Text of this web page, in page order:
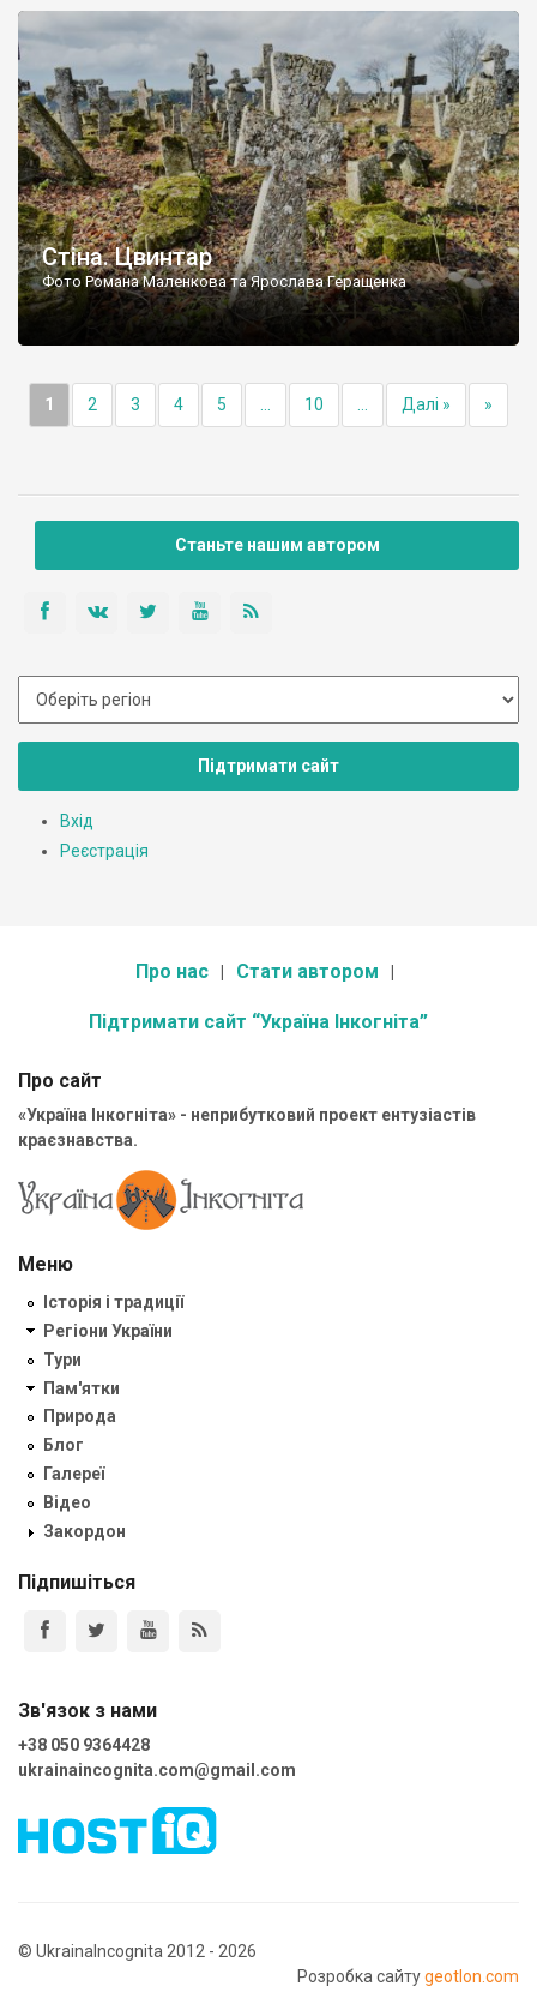
ньому чимало хрестів 19 століття, є такі, де епітафії стер […]
Стіна. Цвинтар
Фото Романа Маленкова та Ярослава Геращенка
1 2 3 4 5 10 Далі » »
Станьте нашим автором
Підтримати сайт
Вхід
Реєстрація
Про нас Стати автором
Підтримати сайт “Україна Інкогніта”
Про сайт
«Україна Інкогніта» - неприбутковий проект ентузіастів
краєзнавства.
Меню
Історія і традиції
Регіони України
Тури
Пам'ятки
Природа
Блог
Галереї
Відео
Закордон
Підпишіться
Зв'язок з нами
+38 050 9364428
ukrainaincognita.com@gmail.com
© UkrainaIncognita 2012 - 2026
Розробка сайтуgeotlon.com